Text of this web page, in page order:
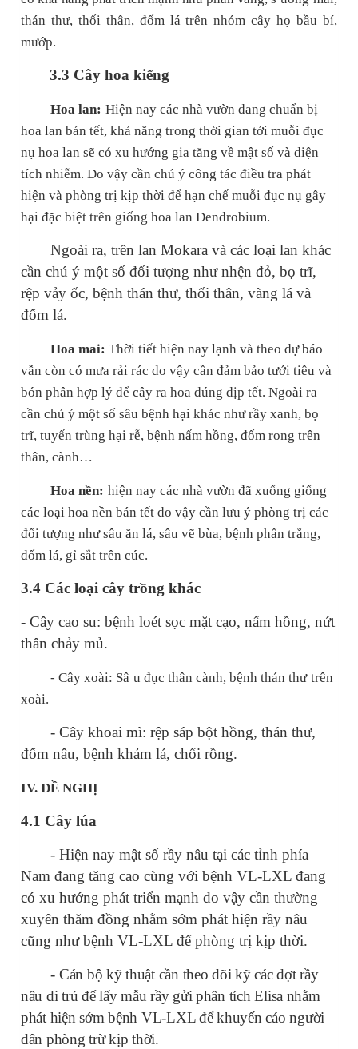
thán thư, thối thân, đốm lá trên nhóm cây họ bầu bí,
mướp.
3.3 Cây hoa kiểng
Hoa lan: Hiện nay các nhà vườn đang chuẩn bị
hoa lan bán tết, khả năng trong thời gian tới muỗi đục
nụ hoa lan sẽ có xu hướng gia tăng về mật số và diện
tích nhiễm. Do vậy cần chú ý công tác điều tra phát
hiện và phòng trị kịp thời để hạn chế muỗi đục nụ gây
hại đặc biệt trên giống hoa lan Dendrobium.
Ngoài ra, trên lan Mokara và các loại lan khác
cần chú ý một số đối tượng như nhện đỏ, bọ trĩ,
rệp vảy ốc, bệnh thán thư, thối thân, vàng lá và
đốm lá.
Hoa mai:Thời tiết hiện nay lạnh và theo dự báo
vẫn còn có mưa rải rác do vậy cần đảm bảo tưới tiêu và
bón phân hợp lý để cây ra hoa đúng dịp tết. Ngoài ra
cần chú ý một số sâu bệnh hại khác như rầy xanh, bọ
trĩ, tuyến trùng hại rễ, bệnh nấm hồng, đốm rong trên
thân, cành…
Hoa nền: hiện nay các nhà vườn đã xuống giống
các loại hoa nền bán tết do vậy cần lưu ý phòng trị các
đối tượng như sâu ăn lá, sâu vẽ bùa, bệnh phấn trắng,
đốm lá, gỉ sắt trên cúc.
3.4 Các loại cây trồng khác
- Cây cao su: bệnh loét sọc mặt cạo, nấm hồng, nứt
thân chảy mủ.
- Cây xoài: Sâ u đụcthâncành, bệnh thán thư trên
xoài.
- Cây khoai mì: rệp sáp bột hồng, thán thư,
đốm nâu, bệnh khảm lá, chổi rồng.
IV. ĐỀ NGHỊ
4.1 Cây lúa
- Hiện nay mật số rầy nâu tại các tỉnh phía
Nam đang tăng cao cùng với bệnh VL-LXL đang
có xu hướng phát triển mạnh do vậy cần thường
xuyên thăm đồng nhằm sớm phát hiện rầy nâu
cũng như bệnh VL-LXL để phòng trị kịp thời.
- Cán bộ kỹ thuật cần theo dõi kỹ các đợt rầy
nâu di trú để lấy mẫu rầy gửi phân tích Elisa nhằm
phát hiện sớm bệnh VL-LXL để khuyến cáo người
dân phòng trừ kịp thời.